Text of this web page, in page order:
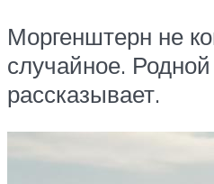
Моргенштерн не
случайное.
рассказывает.